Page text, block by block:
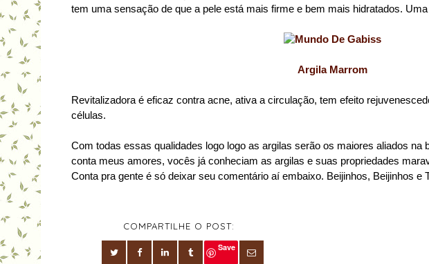
tem uma sensação de que a pele está mais firme e bem mais hidratados.
Argila Marrom
Revitalizadora é eficaz contra acne, ativa a circulação, tem efeito
células.
Com todas essas qualidades logo logo as argilas serão os maiores aliados na
conta meus amores, vocês já conheciam as argilas e suas propriedades
Conta pra gente é só deixar seu comentário aí embaixo. Beijinhos, Beijinhos
COMPARTILHE O POST:
Save